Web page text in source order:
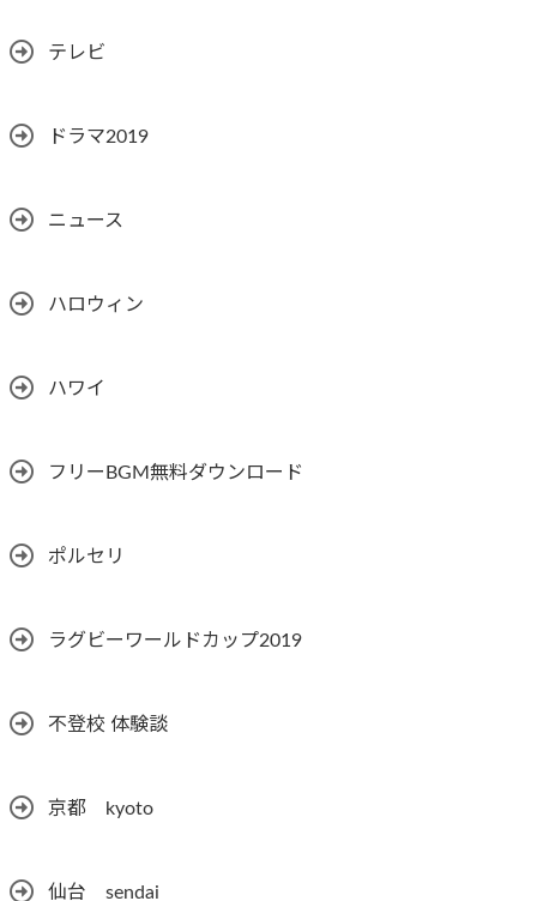
テレビ
ドラマ2019
ニュース
ハロウィン
ハワイ
フリーBGM無料ダウンロード
ポルセリ
ラグビーワールドカップ2019
不登校 体験談
京都 kyoto
仙台 sendai